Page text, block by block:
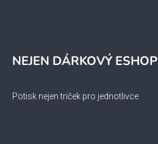
NEJEN DÁRKOVÝ ESHOP
Potisk nejen triček pro jednotlivce